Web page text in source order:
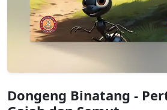
Dongeng Binatang -